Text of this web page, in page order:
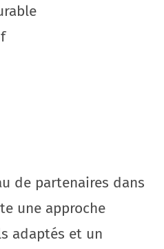
de partenaires dans
une approche
adaptés et un